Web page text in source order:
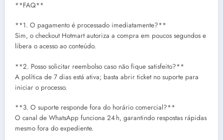
**FAQ**
**1. O pagamento é processado imediatamente?**
Sim, o checkout Hotmart autoriza a compra em poucos segundos e
libera o acesso ao conteúdo.
**2. Posso solicitar reembolso caso não fique satisfeito?**
A política de 7 dias está ativa; basta abrir ticket no suporte para
iniciar o processo.
**3. O suporte responde fora do horário comercial?**
O canal de WhatsApp funciona 24 h, garantindo respostas rápidas
mesmo fora do expediente.